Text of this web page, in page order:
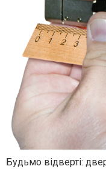
Будьмо відверті: